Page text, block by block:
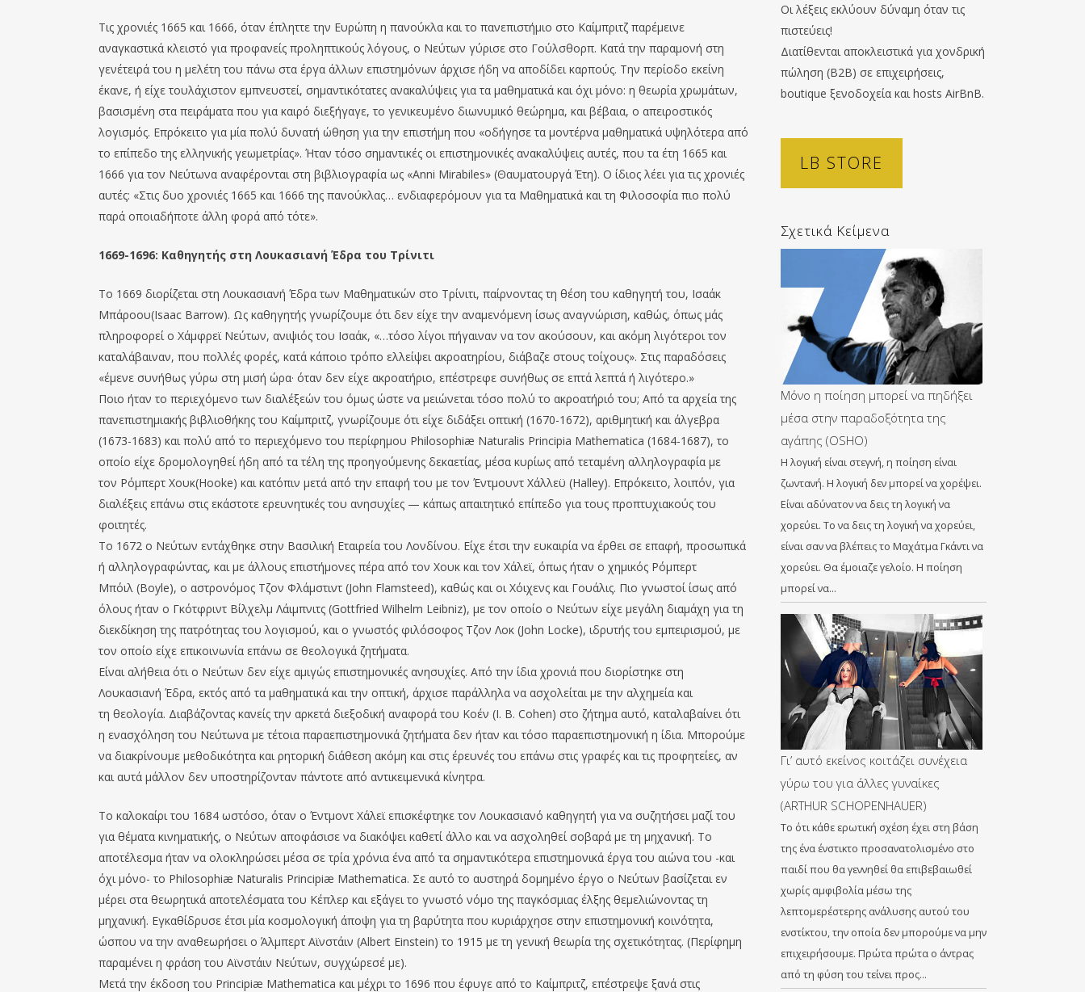
Τις χρονιές 1665 και 1666, όταν έπληττε την Ευρώπη η πανούκλα και το πανεπιστήμιο στο Καίμπριτζ παρέμεινε
αναγκαστικά κλειστό για προφανείς προληπτικούς λόγους, ο Νεύτων γύρισε στο Γούλσθορπ. Κατά την παραμονή στη
γενέτειρά του η μελέτη του πάνω στα έργα άλλων επιστημόνων άρχισε ήδη να αποδίδει καρπούς. Την περίοδο εκείνη
έκανε, ή είχε τουλάχιστον εμπνευστεί, σημαντικότατες ανακαλύψεις για τα μαθηματικά και όχι μόνο: η θεωρία χρωμάτων,
βασισμένη στα πειράματα που για καιρό διεξήγαγε, το γενικευμένο διωνυμικό θεώρημα, και βέβαια, ο απειροστικός
λογισμός. Επρόκειτο για μία πολύ δυνατή ώθηση για την επιστήμη που «οδήγησε τα μοντέρνα μαθηματικά υψηλότερα από
το επίπεδο της ελληνικής γεωμετρίας». Ήταν τόσο σημαντικές οι επιστημονικές ανακαλύψεις αυτές, που τα έτη 1665 και
1666 για τον Νεύτωνα αναφέρονται στη βιβλιογραφία ως «Anni Mirabiles» (Θαυματουργά Έτη). Ο ίδιος λέει για τις χρονιές
αυτές: «Στις δυο χρονιές 1665 και 1666 της πανούκλας… ενδιαφερόμουν για τα Μαθηματικά και τη Φιλοσοφία πιο πολύ
παρά οποιαδήποτε άλλη φορά από τότε».
1669-1696: Καθηγητής στη Λουκασιανή Έδρα του Τρίνιτι
Το 1669 διορίζεται στη Λουκασιανή Έδρα των Μαθηματικών στο Τρίνιτι, παίρνοντας τη θέση του καθηγητή του, Ισαάκ
Μπάροου(Isaac Barrow). Ως καθηγητής γνωρίζουμε ότι δεν είχε την αναμενόμενη ίσως αναγνώριση, καθώς, όπως μάς
πληροφορεί ο Χάμφρεϊ Νεύτων, ανιψιός του Ισαάκ, «…τόσο λίγοι πήγαιναν να τον ακούσουν, και ακόμη λιγότεροι τον
καταλάβαιναν, που πολλές φορές, κατά κάποιο τρόπο ελλείψει ακροατηρίου, διάβαζε στους τοίχους». Στις παραδόσεις
«έμενε συνήθως γύρω στη μισή ώρα· όταν δεν είχε ακροατήριο, επέστρεφε συνήθως σε επτά λεπτά ή λιγότερο.»
Ποιο ήταν το περιεχόμενο των διαλέξεών του όμως ώστε να μειώνεται τόσο πολύ το ακροατήριό του; Από τα αρχεία της
πανεπιστημιακής βιβλιοθήκης του Καίμπριτζ, γνωρίζουμε ότι είχε διδάξει οπτική (1670-1672), αριθμητική και άλγεβρα
(1673-1683) και πολύ από το περιεχόμενο του περίφημου Philosophiæ Naturalis Principia Mathematica (1684-1687), το
οποίο είχε δρομολογηθεί ήδη από τα τέλη της προηγούμενης δεκαετίας, μέσα κυρίως από τεταμένη αλληλογραφία με
τον Ρόμπερτ Χουκ(Hooke) και κατόπιν μετά από την επαφή του με τον Έντμουντ Χάλλεϋ (Halley). Επρόκειτο, λοιπόν, για
διαλέξεις επάνω στις εκάστοτε ερευνητικές του ανησυχίες — κάπως απαιτητικό επίπεδο για τους προπτυχιακούς του
φοιτητές.
Το 1672 ο Νεύτων εντάχθηκε στην Βασιλική Εταιρεία του Λονδίνου. Είχε έτσι την ευκαιρία να έρθει σε επαφή, προσωπικά
ή αλληλογραφώντας, και με άλλους επιστήμονες πέρα από τον Χουκ και τον Χάλεϊ, όπως ήταν ο χημικός Ρόμπερτ
Μπόιλ (Boyle), ο αστρονόμος Τζον Φλάμστιντ (John Flamsteed), καθώς και οι Χόιχενς και Γουάλις. Πιο γνωστοί ίσως από
όλους ήταν ο Γκότφριντ Βίλχελμ Λάιμπνιτς (Gottfried Wilhelm Leibniz), με τον οποίο ο Νεύτων είχε μεγάλη διαμάχη για τη
διεκδίκηση της πατρότητας του λογισμού, και ο γνωστός φιλόσοφος Τζον Λοκ (John Locke), ιδρυτής του εμπειρισμού, με
τον οποίο είχε επικοινωνία επάνω σε θεολογικά ζητήματα.
Είναι αλήθεια ότι ο Νεύτων δεν είχε αμιγώς επιστημονικές ανησυχίες. Από την ίδια χρονιά που διορίστηκε στη
Λουκασιανή Έδρα, εκτός από τα μαθηματικά και την οπτική, άρχισε παράλληλα να ασχολείται με την αλχημεία και
τη θεολογία. Διαβάζοντας κανείς την αρκετά διεξοδική αναφορά του Κοέν (I. B. Cohen) στο ζήτημα αυτό, καταλαβαίνει ότι
η ενασχόληση του Νεύτωνα με τέτοια παραεπιστημονικά ζητήματα δεν ήταν και τόσο παραεπιστημονική η ίδια. Μπορούμε
να διακρίνουμε μεθοδικότητα και ρητορική διάθεση ακόμη και στις έρευνές του επάνω στις γραφές και τις προφητείες, αν
και αυτά μάλλον δεν υποστηρίζονταν πάντοτε από αντικειμενικά κίνητρα.
Το καλοκαίρι του 1684 ωστόσο, όταν ο Έντμοντ Χάλεϊ επισκέφτηκε τον Λουκασιανό καθηγητή για να συζητήσει μαζί του
για θέματα κινηματικής, ο Νεύτων αποφάσισε να διακόψει καθετί άλλο και να ασχοληθεί σοβαρά με τη μηχανική. Το
αποτέλεσμα ήταν να ολοκληρώσει μέσα σε τρία χρόνια ένα από τα σημαντικότερα επιστημονικά έργα του αιώνα του -και
όχι μόνο- το Philosophiæ Naturalis Principiæ Mathematica. Σε αυτό το αυστηρά δομημένο έργο ο Νεύτων βασίζεται εν
μέρει στα θεωρητικά αποτελέσματα του Κέπλερ και εξάγει το γνωστό νόμο της παγκόσμιας έλξης θεμελιώνοντας τη
μηχανική. Εγκαθίδρυσε έτσι μία κοσμολογική άποψη για τη βαρύτητα που κυριάρχησε στην επιστημονική κοινότητα,
ώσπου να την αναθεωρήσει ο Άλμπερτ Αϊνστάιν (Albert Einstein) το 1915 με τη γενική θεωρία της σχετικότητας. (Περίφημη
παραμένει η φράση του Αϊνστάιν Νεύτων, συγχώρεσέ με).
Μετά την έκδοση του Principiæ Mathematica και μέχρι το 1696 που έφυγε από το Καίμπριτζ, επέστρεψε ξανά στις
Οι λέξεις εκλύουν δύναμη όταν τις
πιστεύεις!
Διατίθενται αποκλειστικά για χονδρική
πώληση (B2B) σε επιχειρήσεις,
boutique ξενοδοχεία και hosts AirBnB.
LB STORE
Σχετικά Κείμενα
Μόνο η ποίηση μπορεί να πηδήξει
μέσα στην παραδοξότητα της
αγάπης (OSHO)
Η λογική είναι στεγνή, η ποίηση είναι
ζωντανή. Η λογική δεν μπορεί να χορέψει.
Είναι αδύνατον να δεις τη λογική να
χορεύει. Το να δεις τη λογική να χορεύει,
είναι σαν να βλέπεις το Μαχάτμα Γκάντι να
χορεύει. Θα έμοιαζε γελοίο. Η ποίηση
μπορεί να…
Γι’ αυτό εκείνος κοιτάζει συνέχεια
γύρω του για άλλες γυναίκες
(ARTHUR SCHOPENHAUER)
To ότι κάθε ερωτική σχέση έχει στη βάση
της ένα ένστικτο προσανατολισμένο στο
παιδί που θα γεννηθεί θα επιβεβαιωθεί
χωρίς αμφιβολία μέσω της
λεπτομερέστερης ανάλυσης αυτού του
ενστίκτου, την οποία δεν μπορούμε να μην
επιχειρήσουμε. Πρώτα πρώτα ο άντρας
από τη φύση του τείνει προς…